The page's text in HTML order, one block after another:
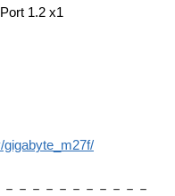
1.2 x1
gigabyte_m27f/
－－－－－－－－－－